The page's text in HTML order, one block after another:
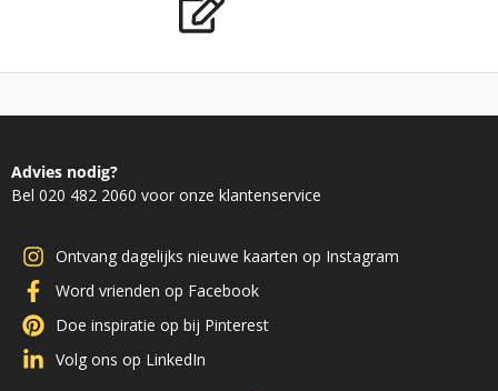
Advies nodig?
Bel 020 482 2060 voor onze klantenservice
Ontvang dagelijks nieuwe kaarten op Instagram
Word vrienden op Facebook
Doe inspiratie op bij Pinterest
Volg ons op LinkedIn